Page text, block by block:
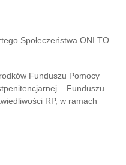
Społeczeństwa ONI TO
Funduszu Pomocy
– Funduszu
RP, w ramach